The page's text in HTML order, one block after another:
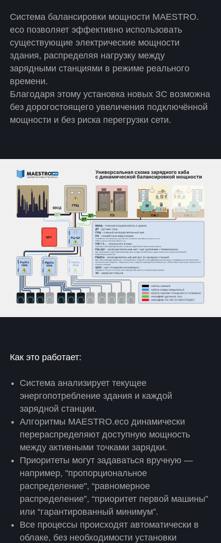
Cистема балансировки мощности MAESTRO.
eco позволяет эффективно использовать
существующие электрические мощности
здания, распределяя нагрузку между
зарядными станциями в режиме реального
времени.
Благодаря этому установка новых ЗС возможна
без дорогостоящего увеличения подключённой
мощности и без риска перегрузки сети.
Как это работает:
Система анализирует текущее
энергопотребление здания и каждой
зарядной станции.
Алгоритмы MAESTRO.eco динамически
перераспределяют доступную мощность
между активными точками зарядки.
Приоритеты могут задаваться вручную —
например, "пропорциональное
распределение", “равномерное
распределение”, “приоритет первой машины”
или “гарантированный минимум”.
Все процессы происходят автоматически в
облаке, без необходимости установки